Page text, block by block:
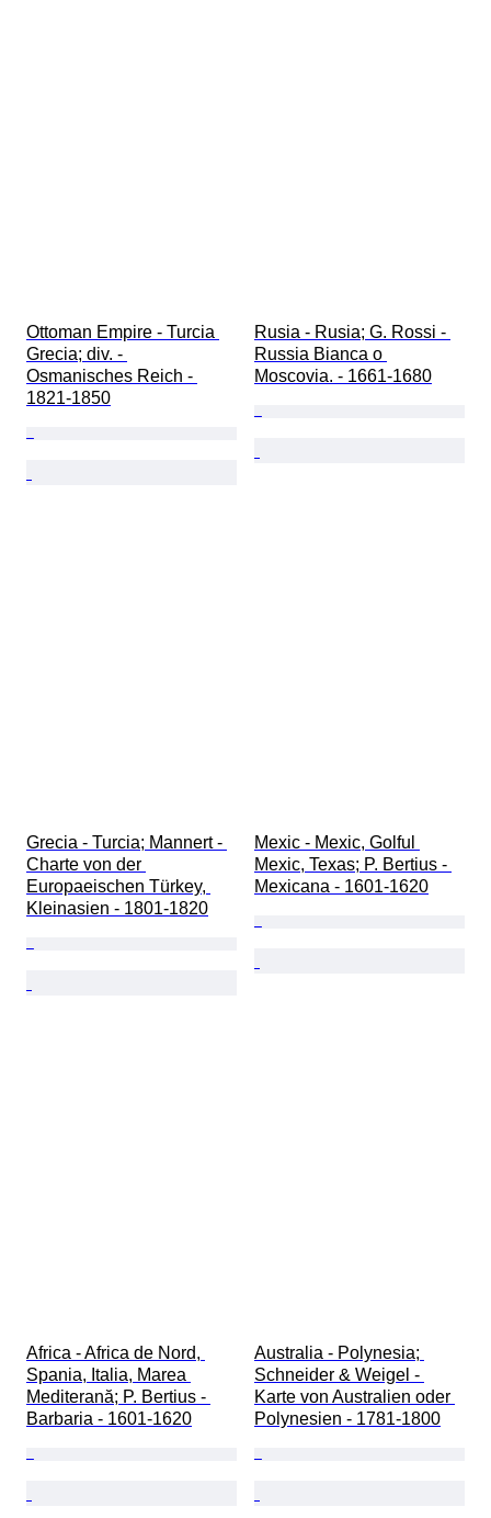
Ottoman Empire - Turcia
Grecia; div. -
Osmanisches Reich -
1821-1850
Rusia - Rusia; G. Rossi -
Russia Bianca o
Moscovia. - 1661-1680
Grecia - Turcia; Mannert -
Charte von der
Europaeischen Türkey,
Kleinasien - 1801-1820
Mexic - Mexic, Golful
Mexic, Texas; P. Bertius -
Mexicana - 1601-1620
Africa - Africa de Nord,
Spania, Italia, Marea
Mediterană; P. Bertius -
Barbaria - 1601-1620
Australia - Polynesia;
Schneider & Weigel -
Karte von Australien oder
Polynesien - 1781-1800